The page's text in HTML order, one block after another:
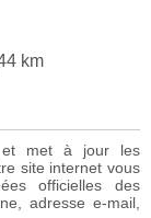
km
et met à jour les
site internet vous
officielles des
adresse e-mail,